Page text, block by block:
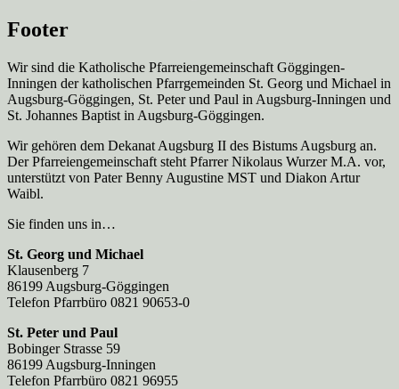
Footer
Wir sind die Katholische Pfarreien­gemeinschaft Göggingen-
Inningen der katholischen Pfarrgemeinden St. Georg und Michael in
Augsburg-Göggingen, St. Peter und Paul in Augsburg-Inningen und
St. Johannes Baptist in Augsburg-Göggingen.
Wir gehören dem Dekanat Augsburg II des Bistums Augsburg an.
Der Pfarreien­gemeinschaft steht Pfarrer Nikolaus Wurzer M.A. vor,
unterstützt von Pater Benny Augustine MST und Diakon Artur
Waibl.
Sie finden uns in…
St. Georg und Michael
Klausenberg 7
86199 Augsburg-Göggingen
Telefon Pfarrbüro 0821 90653-0
St. Peter und Paul
Bobinger Strasse 59
86199 Augsburg-Inningen
Telefon Pfarrbüro 0821 96955